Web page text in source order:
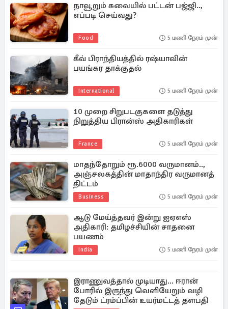
நாவூறும் சுவையில் பட்டன் பஜ்ஜி..,
எப்படி செய்வது?
Food 5 மணி நேரம் முன்
கீவ் பிராந்தியத்தில் ரஷ்யாவின்
பயங்கர தாக்குதல்
International 5 மணி நேரம் முன்
10 முறை சிறுபடகுகளை தடுத்து
நிறுத்திய பிரான்ஸ் அதிகாரிகள்
France 5 மணி நேரம் முன்
மாதந்தோறும் ரூ.6000 வருமானம்..,
அஞ்சலகத்தின் மாதாந்திர வருமானத்
திட்டம்
Business 5 மணி நேரம் முன்
ஆடு மேய்த்தவர் இன்று ஐஏஎஸ்
அதிகாரி: தமிழச்சியின் சாதனை
பயணம்
India 5 மணி நேரம் முன்
இராணுவத்தால் முடியாது... ஈரான்
போரில் இருந்து வெளியேறும் வழி
தேடும் ட்ரம்ப்பின் உயர்மட்டத் தளபதி